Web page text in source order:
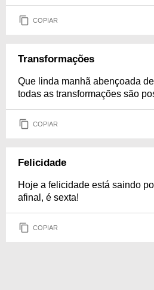
COPIAR
Transformações
Que linda manhã abençoada
todas as transformações são
COPIAR
Felicidade
Hoje a felicidade está saindo
afinal, é sexta!
COPIAR